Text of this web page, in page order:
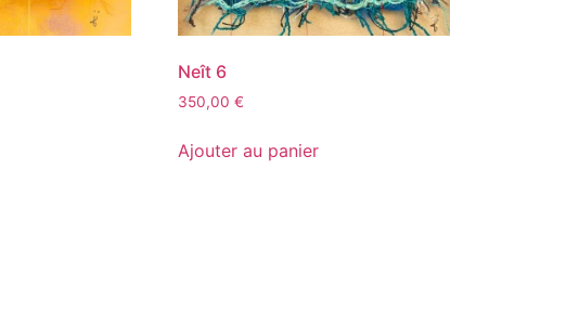
Neît 6
350,00€
Ajouter au panier